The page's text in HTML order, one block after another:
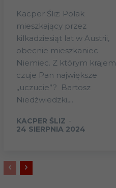
Kacper Śliz: Polak
mieszkający przez
kilkadziesiąt lat w Austrii,
obecnie mieszkaniec
Niemiec. Z którym krajem
czuje Pan największe
„uczucie”? Bartosz
Niedźwiedzki,...
KACPER ŚLIZ -
24 SIERPNIA 2024